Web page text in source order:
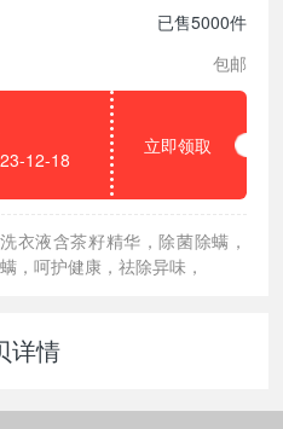
已售5000件
包邮
12-18
立即领取
衣液含茶籽精华，除菌除螨，
，呵护健康，祛除异味，
详情